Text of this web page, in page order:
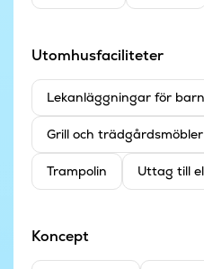
Utomhusfaciliteter
Lekanläggningar för barn
Grill och trädgårdsmöbler
Trampolin Uttag till
Koncept